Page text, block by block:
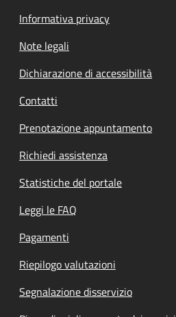
Informativa privacy
Note legali
Dichiarazione di accessibilità
Contatti
Prenotazione appuntamento
Richiedi assistenza
Statistiche del portale
Leggi le FAQ
Pagamenti
Riepilogo valutazioni
Segnalazione disservizio